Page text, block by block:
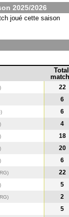
2025/2026
joué cette saison
Total
)
22
6
)
6
)
4
)
18
)
20
)
6
)
22
)
5
)
2
5